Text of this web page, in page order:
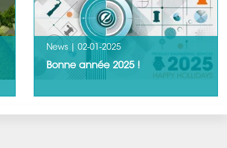
LIRE LA SUITE
News | 02-01-2025
Bonne année 2025 !
remerciant nos clients pour leur